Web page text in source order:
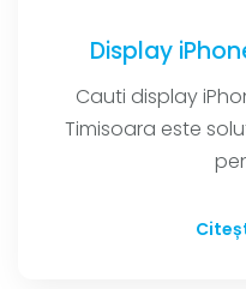
Display
Cauti display
Timisoara este